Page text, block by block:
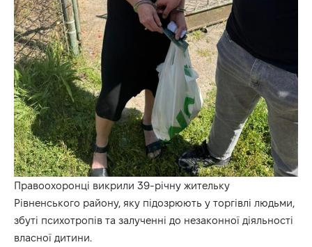
Правоохоронці викрили 39-річну жительку
Рівненського району, яку підозрюють у торгівлі людьми,
збуті психотропів та залученні до незаконної діяльності
власної дитини.